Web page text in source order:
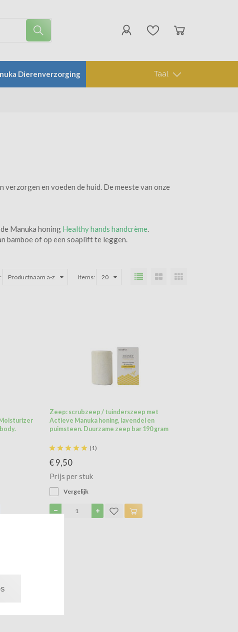
Dierenverzorging Taal
verzorgen en voeden de huid. De meeste van onze
Manuka honing Healthy hands handcrème.
bamboe of op een soaplift te leggen.
Productnaam a-z Items: 20
Zeep: scrubzeep / tuinderszeep met
Actieve Manuka honing, lavendel en
puimsteen. Duurzame zeep bar 190 gram
     (1)
€ 9,50
Prijs per stuk
Vergelijk